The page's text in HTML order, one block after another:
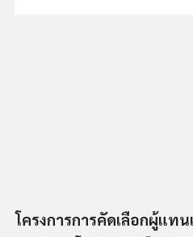
โครงการการคัดเลือกผู้แท